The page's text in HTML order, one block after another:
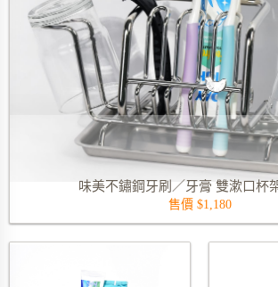
味美不鏽鋼牙刷／牙膏 雙漱口杯
售價 $1,180